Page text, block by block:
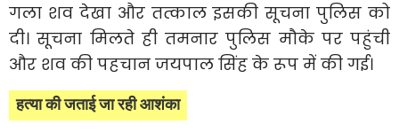
गला शव देखा और तत्काल इसकी सूचना पुलिस को
दी। सूचना मिलते ही तमनार पुलिस मौके पर पहुंची
और शव की पहचान जयपाल सिंह के रूप में की गई।
हत्या की जताई जा रही आशंका